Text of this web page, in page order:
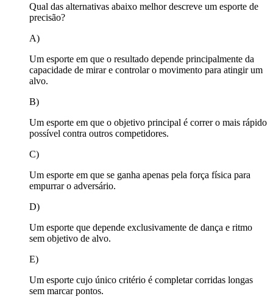
Qual das alternativas abaixo melhor descreve um esporte de
precisão?
A)
Um esporte em que o resultado depende principalmente da
capacidade de mirar e controlar o movimento para atingir um
alvo.
B)
Um esporte em que o objetivo principal é correr o mais rápido
possível contra outros competidores.
C)
Um esporte em que se ganha apenas pela força física para
empurrar o adversário.
D)
Um esporte que depende exclusivamente de dança e ritmo
sem objetivo de alvo.
E)
Um esporte cujo único critério é completar corridas longas
sem marcar pontos.